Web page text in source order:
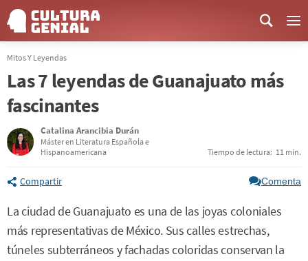
Mitos Y Leyendas
Las 7 leyendas de Guanajuato más
fascinantes
Catalina Arancibia Durán
Máster en Literatura Española e
Hispanoamericana
Tiempo de lectura: 11 min.
Compartir Comenta
La ciudad de Guanajuato es una de las joyas coloniales
más representativas de México. Sus calles estrechas,
túneles subterráneos y fachadas coloridas conservan la